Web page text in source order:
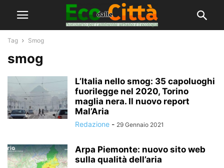
Tag Smog
smog
L’Italia nello smog: 35 capoluoghi
fuorilegge nel 2020, Torino
maglia nera. Il nuovo report
Mal’Aria
Redazione - 29 Gennaio 2021
Arpa Piemonte: nuovo sito web
sulla qualità dell’aria